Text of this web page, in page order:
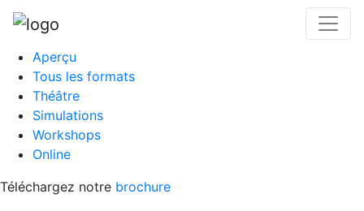
Aperçu
Tous les formats
Théâtre
Simulations
Workshops
Online
Téléchargez notre brochure